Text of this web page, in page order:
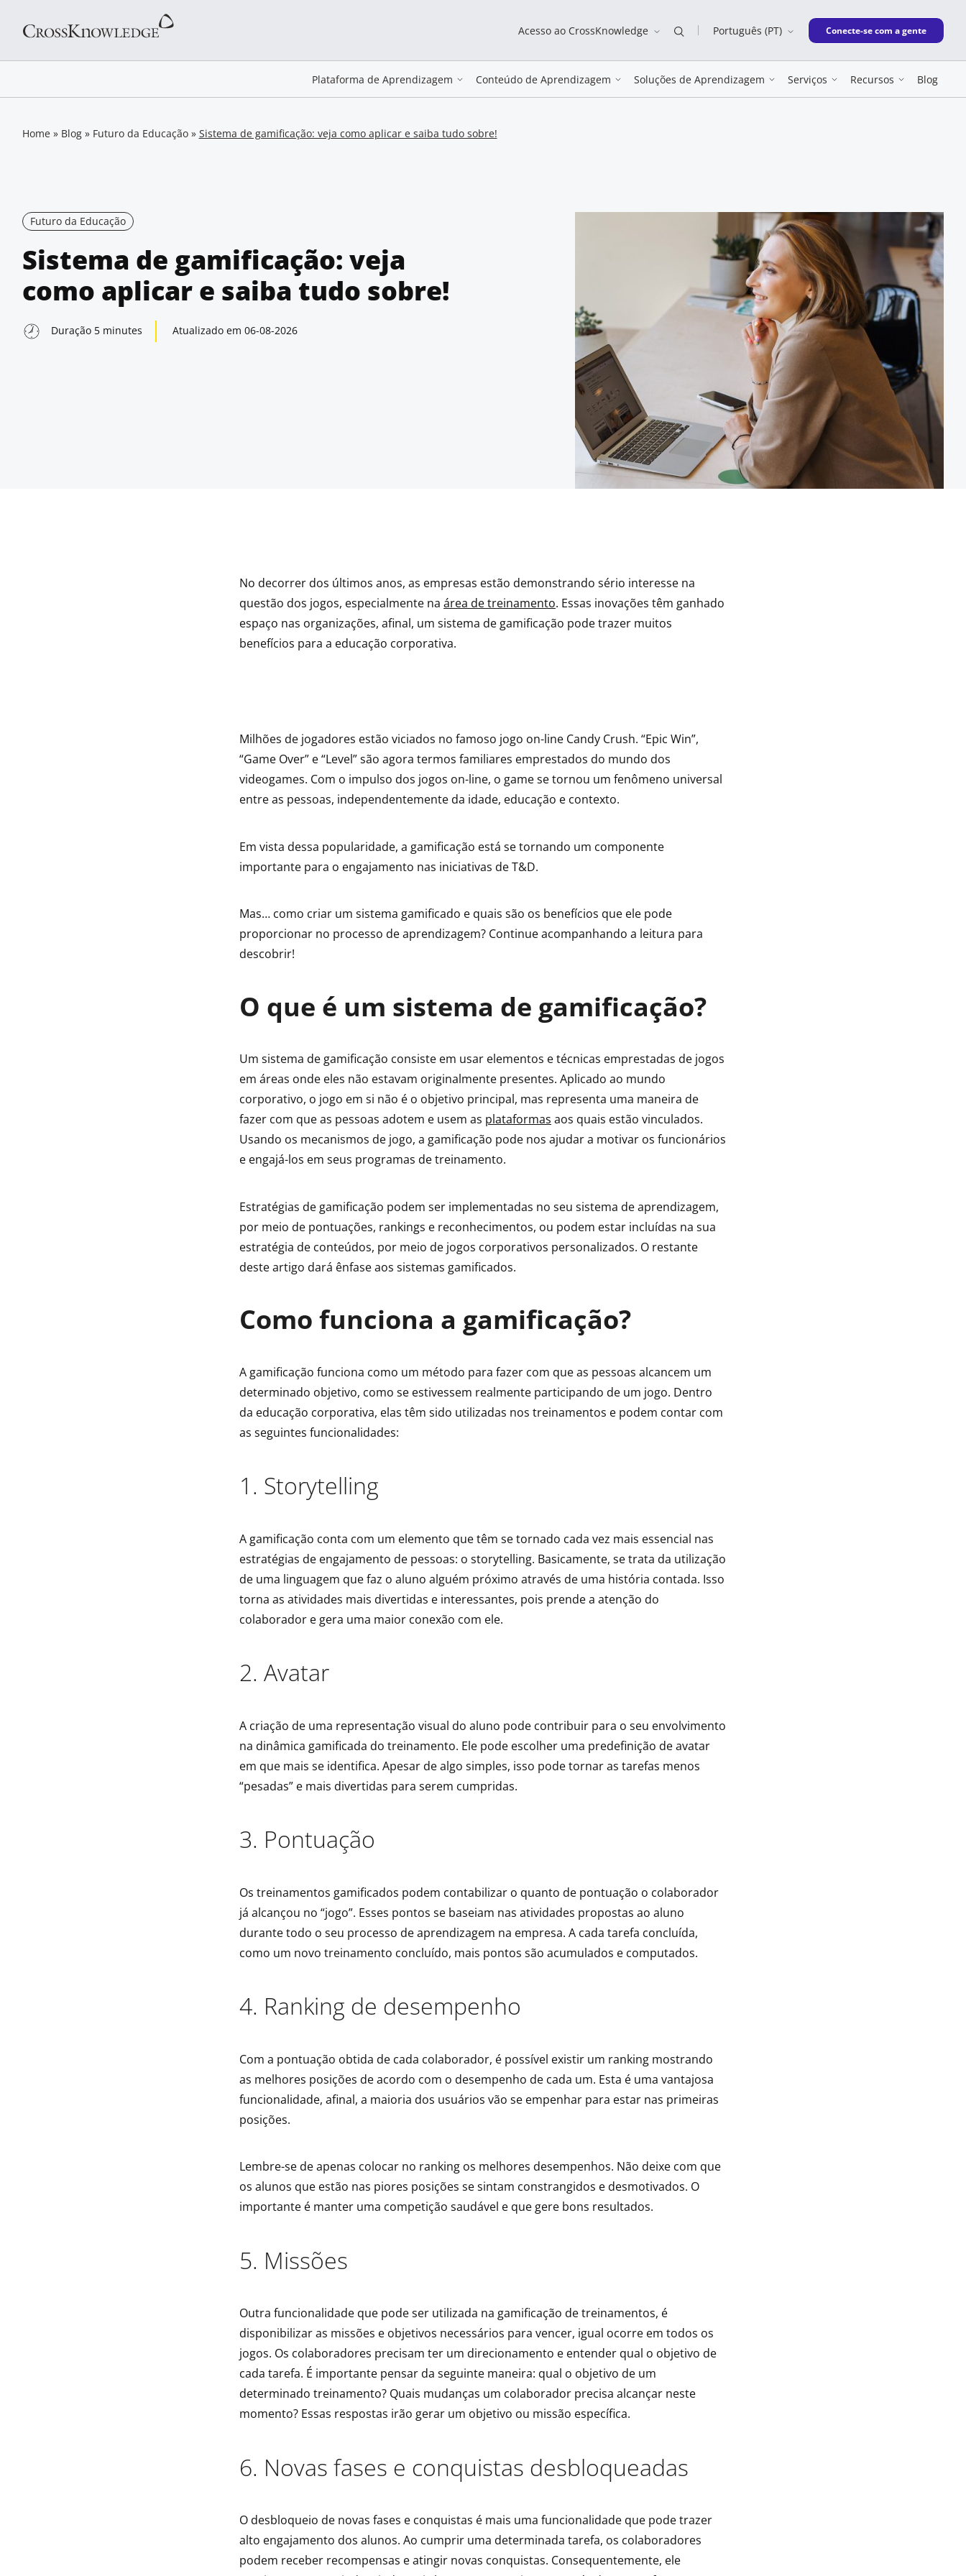
Acesso ao CrossKnowledge Português (PT) New window
Conecte-se com a gente
Plataforma de Aprendizagem Conteúdo de Aprendizagem Soluções de Aprendizagem Serviços Recursos Blog
Home» Blog» Futuro da Educação» Sistema de gamificação: veja como aplicar e saiba tudo sobre!
Futuro da Educação
Sistema de gamificação: veja
como aplicar e saiba tudo sobre!
Duração 5 minutes Atualizado em 06-08-2026
No decorrer dos últimos anos, as empresas estão demonstrando sério interesse na
questão dos jogos, especialmente na área de treinamento. Essas inovações têm ganhado
espaço nas organizações, afinal, um sistema de gamificação pode trazer muitos
benefícios para a educação corporativa.
Milhões de jogadores estão viciados no famoso jogo on-line Candy Crush. “Epic Win”,
“Game Over” e “Level” são agora termos familiares emprestados do mundo dos
videogames. Com o impulso dos jogos on-line, o game se tornou um fenômeno universal
entre as pessoas, independentemente da idade, educação e contexto.
Em vista dessa popularidade, a gamificação está se tornando um componente
importante para o engajamento nas iniciativas de T&D.
Mas… como criar um sistema gamificado e quais são os benefícios que ele pode
proporcionar no processo de aprendizagem? Continue acompanhando a leitura para
descobrir!
O que é um sistema de gamificação?
Um sistema de gamificação consiste em usar elementos e técnicas emprestadas de jogos
em áreas onde eles não estavam originalmente presentes. Aplicado ao mundo
corporativo, o jogo em si não é o objetivo principal, mas representa uma maneira de
fazer com que as pessoas adotem e usem as plataformas aos quais estão vinculados.
Usando os mecanismos de jogo, a gamificação pode nos ajudar a motivar os funcionários
e engajá-los em seus programas de treinamento.
Estratégias de gamificação podem ser implementadas no seu sistema de aprendizagem,
por meio de pontuações, rankings e reconhecimentos, ou podem estar incluídas na sua
estratégia de conteúdos, por meio de jogos corporativos personalizados. O restante
deste artigo dará ênfase aos sistemas gamificados.
Como funciona a gamificação?
A gamificação funciona como um método para fazer com que as pessoas alcancem um
determinado objetivo, como se estivessem realmente participando de um jogo. Dentro
da educação corporativa, elas têm sido utilizadas nos treinamentos e podem contar com
as seguintes funcionalidades:
1. Storytelling
A gamificação conta com um elemento que têm se tornado cada vez mais essencial nas
estratégias de engajamento de pessoas: o storytelling. Basicamente, se trata da utilização
de uma linguagem que faz o aluno alguém próximo através de uma história contada. Isso
torna as atividades mais divertidas e interessantes, pois prende a atenção do
colaborador e gera uma maior conexão com ele.
2. Avatar
A criação de uma representação visual do aluno pode contribuir para o seu envolvimento
na dinâmica gamificada do treinamento. Ele pode escolher uma predefinição de avatar
em que mais se identifica. Apesar de algo simples, isso pode tornar as tarefas menos
“pesadas” e mais divertidas para serem cumpridas.
3. Pontuação
Os treinamentos gamificados podem contabilizar o quanto de pontuação o colaborador
já alcançou no “jogo”. Esses pontos se baseiam nas atividades propostas ao aluno
durante todo o seu processo de aprendizagem na empresa. A cada tarefa concluída,
como um novo treinamento concluído, mais pontos são acumulados e computados.
4. Ranking de desempenho
Com a pontuação obtida de cada colaborador, é possível existir um ranking mostrando
as melhores posições de acordo com o desempenho de cada um. Esta é uma vantajosa
funcionalidade, afinal, a maioria dos usuários vão se empenhar para estar nas primeiras
posições.
Lembre-se de apenas colocar no ranking os melhores desempenhos. Não deixe com que
os alunos que estão nas piores posições se sintam constrangidos e desmotivados. O
importante é manter uma competição saudável e que gere bons resultados.
5. Missões
Outra funcionalidade que pode ser utilizada na gamificação de treinamentos, é
disponibilizar as missões e objetivos necessários para vencer, igual ocorre em todos os
jogos. Os colaboradores precisam ter um direcionamento e entender qual o objetivo de
cada tarefa. É importante pensar da seguinte maneira: qual o objetivo de um
determinado treinamento? Quais mudanças um colaborador precisa alcançar neste
momento? Essas respostas irão gerar um objetivo ou missão específica.
6. Novas fases e conquistas desbloqueadas
O desbloqueio de novas fases e conquistas é mais uma funcionalidade que pode trazer
alto engajamento dos alunos. Ao cumprir uma determinada tarefa, os colaboradores
podem receber recompensas e atingir novas conquistas. Consequentemente, ele